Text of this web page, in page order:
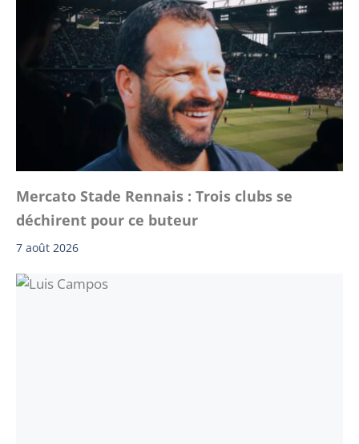
Mercato Stade Rennais : Trois clubs se
déchirent pour ce buteur
7 août 2026